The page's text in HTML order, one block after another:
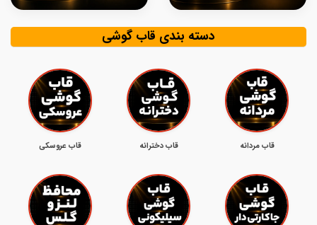
دسته بندی قاب گوشی
قاب مردانه قاب دخترانه قاب عروسکی